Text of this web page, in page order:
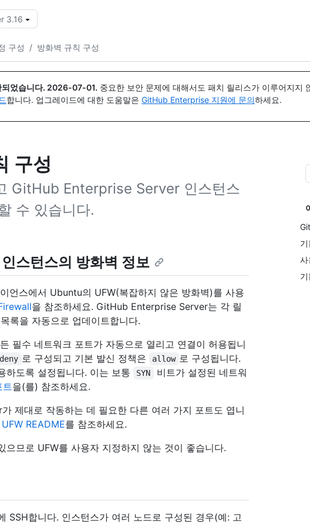
3.16
구성 / 방화벽 규칙 구성
었습니다. 2026-07-01. 중요한 보안 문제에 대해서도 패치 릴리스가 이루어지지
합니다. 업그레이드에 대한 도움말은 GitHub Enterprise 지원에 문의하세요.
구성
GitHub Enterprise Server 인스턴스
수 있습니다.
사
스턴스의 방화벽 정보
언스에서 Ubuntu의 UFW(복잡하지 않은 방화벽)를 사용
을 참조하세요. GitHub Enterprise Server는 각 릴
록을 자동으로 업데이트합니다.
필수 네트워크 포트가 자동으로 열리고 연결이 허용됩니
deny 로 구성되고 기본 발신 정책은 allow 로 구성됩니다.
하도록 설정됩니다. 이는 보통
SYN
비트가 설정된 네트워
트을(를) 참조하세요.
제대로 작동하는 데 필요한 다른 여러 가지 포트도 엽니
UFW README를 참조하세요.
므로 UFW를 사용자 지정하지 않는 것이 좋습니다.
합니다. 인스턴스가 여러 노드로 구성된 경우(예: 고